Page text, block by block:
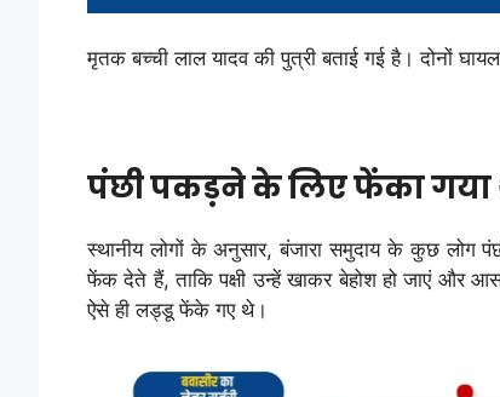
मृतक बच्ची लाल यादव की पुत्री बताई गई है। दोनों
पंछी पकड़ने के लिए फेंका गया
स्थानीय लोगों के अनुसार, बंजारा समुदाय के कुछ लोग
फेंक देते हैं, ताकि पक्षी उन्हें खाकर बेहोश हो जाएं और
ऐसे ही लड्डू फेंके गए थे।